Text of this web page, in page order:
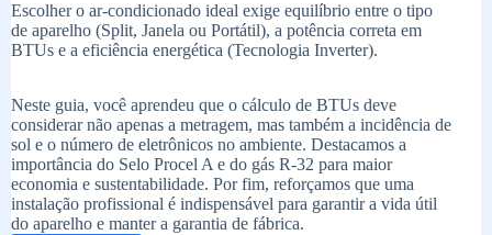
Escolher o ar-condicionado ideal exige equilíbrio entre o tipo
de aparelho (Split, Janela ou Portátil), a potência correta em
BTUs e a eficiência energética (Tecnologia Inverter).
Neste guia, você aprendeu que o cálculo de BTUs deve
considerar não apenas a metragem, mas também a incidência de
sol e o número de eletrônicos no ambiente. Destacamos a
importância do Selo Procel A e do gás R-32 para maior
economia e sustentabilidade. Por fim, reforçamos que uma
instalação profissional é indispensável para garantir a vida útil
do aparelho e manter a garantia de fábrica.